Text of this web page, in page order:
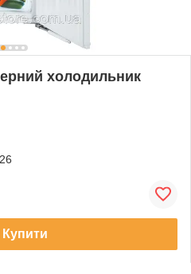
холодильник
Купити